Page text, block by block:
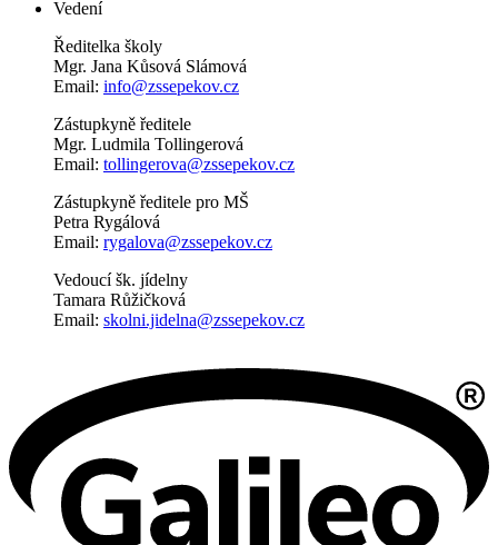
Vedení
Ředitelka školy
Mgr. Jana Kůsová Slámová
Email: info@zssepekov.cz
Zástupkyně ředitele
Mgr. Ludmila Tollingerová
Email: tollingerova@zssepekov.cz
Zástupkyně ředitele pro MŠ
Petra Rygálová
Email: rygalova@zssepekov.cz
Vedoucí šk. jídelny
Tamara Růžičková
Email: skolni.jidelna@zssepekov.cz